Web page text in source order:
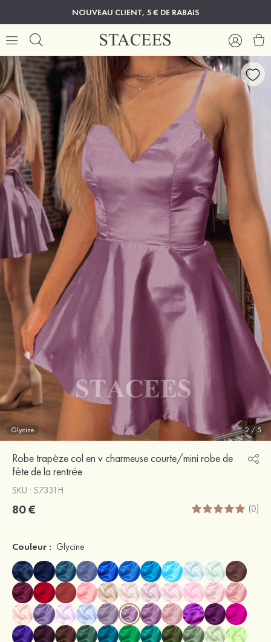
NOUVEAU CLIENT, 5 € DE RABAIS
Glycine 2/5
Robe trapèze col en v charmeuse courte/mini robe de
fête de la rentrée
SKU : S7331H
80 € (0)
Couleur : Glycine